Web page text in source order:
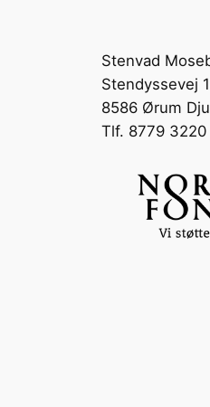
Stenvad
Stendyssevej
8586 Ørum
Tlf. 8779 3220